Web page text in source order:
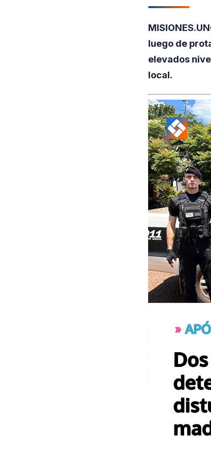
luego de
elevados
local.